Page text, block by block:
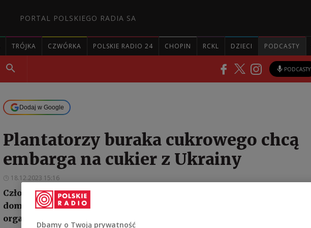
PORTAL POLSKIEGO RADIA SA
TRÓJKA CZWÓRKA POLSKIE RADIO 24 CHOPIN RCKL DZIECI PODCASTY
PODCASTY
Dodaj w Google
Plantatorzy buraka cukrowego chcą
embarga na cukier z Ukrainy
18.12.2023 15:16
Członkowie Krajowego Związku Plantatorów Buraka Cukrowego
domagają się nałożenia embarga na ukraiński cukier. Przedstawiciele
organizacji wsparli wznowiony po południu protest przewoźników przy
Dbamy o Twoją prywatność